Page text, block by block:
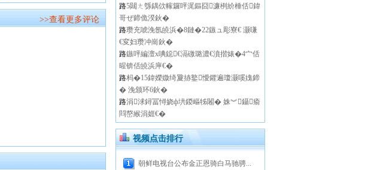
>>查看更多评论
路5閮ㄤ綔鍝佽幏鑼呯浘鏂囧濂栵紒棰佸鍏
哥ぜ鍗佹湀鈥�
路瓒充唬浼氬皢浜�8鏈�22鏃ュ彫寮€ 灏嗛
€変妇瓒冲崗鈥�
路鏃呯編澶х唺鐚€滆礉璐濃€濆揩婊�4宀佸
暒锛佸皢浜庘€�
路杩�15鍏嬫媺绮夐捇鐜懓鑺遍瓊灏嗘媿鍗
� 浼颁环6鈥�
路涓浗鐞冨憳娆ф垬鍐嶇牬闂� 姝︾鑷瘉
閰嶅緱涓娾€�
视频点击排行
朝鲜电视台公布金正恩骑白马驰骋...